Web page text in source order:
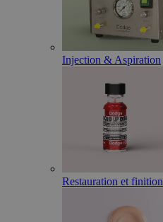
Injection & Aspiration
Restauration et finition